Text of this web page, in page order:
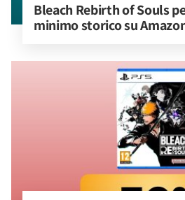
Bleach Rebirth of Souls
minimo storico su